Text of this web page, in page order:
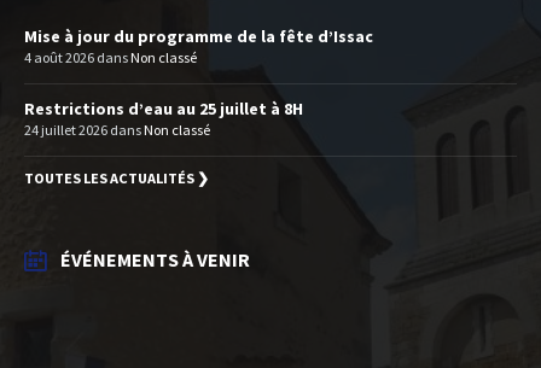
Mise à jour du programme de la fête d’Issac
4 août 2026 dansNon classé
Restrictions d’eau au 25 juillet à 8H
24 juillet 2026 dansNon classé
TOUTES LES ACTUALITÉS ❯
ÉVÉNEMENTS À VENIR